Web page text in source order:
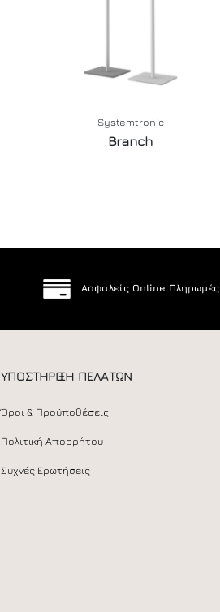
Systemtronic
Branch
Ασφαλείς Online Πληρωμές
ΥΠΟΣΤΗΡΙΞΗ ΠΕΛΑΤΩΝ
Όροι & Προϋποθέσεις
Πολιτική Απορρήτου
Συχνές Ερωτήσεις